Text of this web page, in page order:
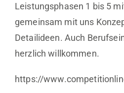
Leistungsphasen 1 bis 5
gemeinsam mit uns
Detailideen. Auch
herzlich willkommen.
https://